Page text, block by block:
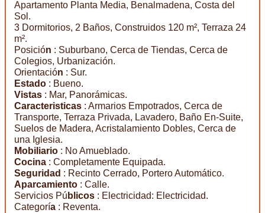
Apartamento Planta Media, Benalmadena, Costa del
Sol.
3 Dormitorios, 2 Baños, Construidos 120 m², Terraza 24
m².
Posición : Suburbano, Cerca de Tiendas, Cerca de
Colegios, Urbanización.
Orientación : Sur.
Estado : Bueno.
Vistas : Mar, Panorámicas.
Caracteristicas : Armarios Empotrados, Cerca de
Transporte, Terraza Privada, Lavadero, Baño En-Suite,
Suelos de Madera, Acristalamiento Dobles, Cerca de
una Iglesia.
Mobiliario : No Amueblado.
Cocina : Completamente Equipada.
Seguridad : Recinto Cerrado, Portero Automático.
Aparcamiento : Calle.
Servicios Pú blicos : Electricidad: Electricidad.
Categoría : Reventa.